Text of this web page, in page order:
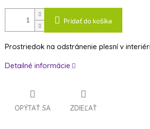
Pridať do košíka
Prostriedok na odstránenie plesní v
Detailné informácie
OPÝTAŤ SA ZDIEĽAŤ